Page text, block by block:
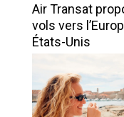
Air Transat
vols vers
États-Unis